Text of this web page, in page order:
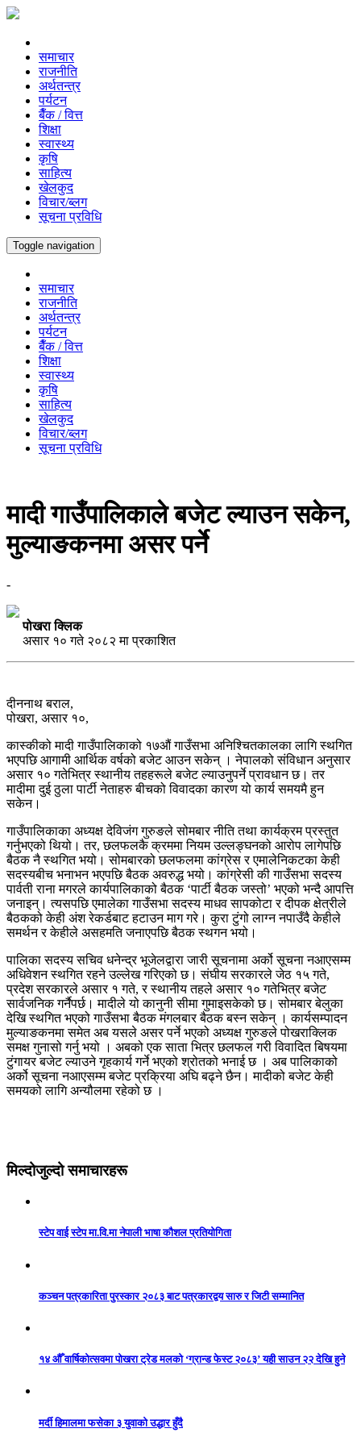
समाचार
राजनीति
अर्थतन्त्र
पर्यटन
बैँक / वित्त
शिक्षा
स्वास्थ्य
कृषि
साहित्य
खेलकुद
विचार/ब्लग
सूचना प्रविधि
Toggle navigation
समाचार
राजनीति
अर्थतन्त्र
पर्यटन
बैँक / वित्त
शिक्षा
स्वास्थ्य
कृषि
साहित्य
खेलकुद
विचार/ब्लग
सूचना प्रविधि
मादी गाउँपालिकाले बजेट ल्याउन सकेन,
मुल्याङकनमा असर पर्ने
-
पोखरा क्लिक
असार १० गते २०८२ मा प्रकाशित
दीननाथ बराल,
पोखरा, असार १०,
कास्कीको मादी गाउँपालिकाको १७औं गाउँसभा अनिश्चितकालका लागि स्थगित
भएपछि आगामी आर्थिक वर्षको बजेट आउन सकेन् । नेपालको संविधान अनुसार
असार १० गतेभित्र स्थानीय तहहरूले बजेट ल्याउनुपर्ने प्रावधान छ। तर
मादीमा दुई ठुला पार्टी नेताहरु बीचको विवादका कारण यो कार्य समयमै हुन
सकेन।
गाउँपालिकाका अध्यक्ष देविजंग गुरुङले सोमबार नीति तथा कार्यक्रम प्रस्तुत
गर्नुभएको थियो। तर, छलफलकै क्रममा नियम उल्लङ्घनको आरोप लागेपछि
बैठक नै स्थगित भयो। सोमबारको छलफलमा कांग्रेस र एमालेनिकटका केही
सदस्यबीच भनाभन भएपछि बैठक अवरुद्ध भयो। कांग्रेसी की गाउँसभा सदस्य
पार्वती राना मगरले कार्यपालिकाको बैठक ‘पार्टी बैठक जस्तो’ भएको भन्दै आपत्ति
जनाइन्। त्यसपछि एमालेका गाउँसभा सदस्य माधव सापकोटा र दीपक क्षेत्रीले
बैठकको केही अंश रेकर्डबाट हटाउन माग गरे। कुरा टुंगो लाग्न नपाउँदै केहीले
समर्थन र केहीले असहमति जनाएपछि बैठक स्थगन भयो।
पालिका सदस्य सचिव धनेन्द्र भूजेलद्वारा जारी सूचनामा अर्को सूचना नआएसम्म
अधिवेशन स्थगित रहने उल्लेख गरिएको छ। संघीय सरकारले जेठ १५ गते,
प्रदेश सरकारले असार १ गते, र स्थानीय तहले असार १० गतेभित्र बजेट
सार्वजनिक गर्नैपर्छ। मादीले यो कानुनी सीमा गुमाइसकेको छ। सोमबार बेलुका
देखि स्थगित भएको गाउँसभा बैठक मंगलबार बैठक बस्न सकेन् । कार्यसम्पादन
मुल्याङकनमा समेत अब यसले असर पर्ने भएको अध्यक्ष गुरुङले पोखराक्लिक
समक्ष गुनासो गर्नु भयो । अबको एक साता भित्र छलफल गरी विवादित बिषयमा
टुंगायर बजेट ल्याउने गृहकार्य गर्ने भएको श्रोतको भनाई छ । अब पालिकाको
अर्को सूचना नआएसम्म बजेट प्रक्रिया अघि बढ्ने छैन। मादीको बजेट केही
समयको लागि अन्यौलमा रहेको छ ।
मिल्दोजुल्दो समाचारहरू
स्टेप वाई स्टेप मा.वि.मा नेपाली भाषा कौशल प्रतियोगिता
कञ्चन पत्रकारिता पुरस्कार २०८३ बाट पत्रकारद्वय सारु र जिटी सम्मानित
१४ औँ वार्षिकोत्सवमा पोखरा ट्रेड मलको ‘ग्रान्ड फेस्ट २०८३’ यही साउन २२ देखि हुने
मर्दी हिमालमा फसेका ३ युवाको उद्धार हुँदै